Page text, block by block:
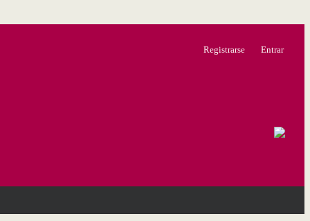
Registrarse Entrar